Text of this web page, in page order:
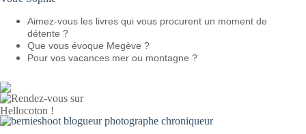
Aimez-vous les livres qui vous procurent un moment de
détente ?
Que vous évoque Megève ?
Pour vos vacances mer ou montagne ?